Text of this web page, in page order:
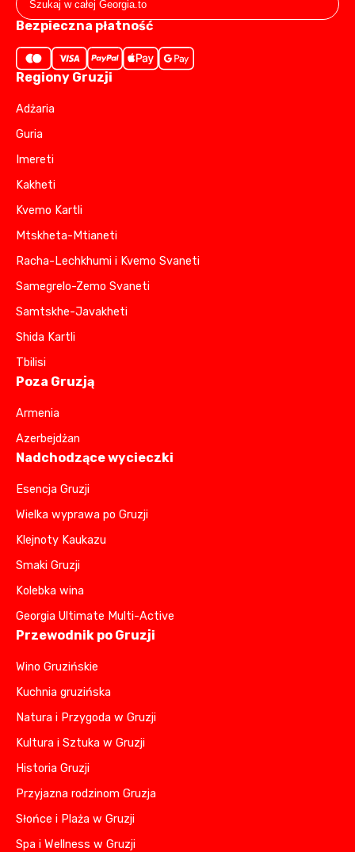
Bezpieczna płatność
Regiony Gruzji
Adżaria
Guria
Imereti
Kakheti
Kvemo Kartli
Mtskheta-Mtianeti
Racha-Lechkhumi i Kvemo Svaneti
Samegrelo-Zemo Svaneti
Samtskhe-Javakheti
Shida Kartli
Tbilisi
Poza Gruzją
Armenia
Azerbejdżan
Nadchodzące wycieczki
Esencja Gruzji
Wielka wyprawa po Gruzji
Klejnoty Kaukazu
Smaki Gruzji
Kolebka wina
Georgia Ultimate Multi-Active
Przewodnik po Gruzji
Wino Gruzińskie
Kuchnia gruzińska
Natura i Przygoda w Gruzji
Kultura i Sztuka w Gruzji
Historia Gruzji
Przyjazna rodzinom Gruzja
Słońce i Plaża w Gruzji
Spa i Wellness w Gruzji